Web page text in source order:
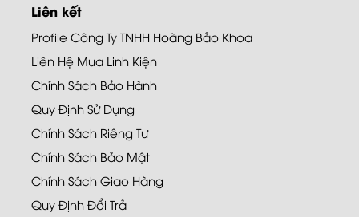
Liên kết
Profile Công Ty TNHH Hoàng Bảo Khoa
Liên Hệ Mua Linh Kiện
Chính Sách Bảo Hành
Quy Định Sử Dụng
Chính Sách Riêng Tư
Chính Sách Bảo Mật
Chính Sách Giao Hàng
Quy Định Đổi Trả